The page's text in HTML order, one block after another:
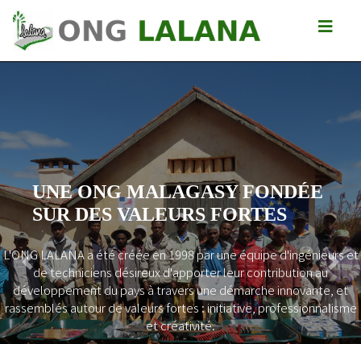
UNE ONG MALAGASY FONDÉE
SUR DES VALEURS FORTES
L'ONG LALANA a été créée en 1998 par une équipe d'ingénieurs et
de techniciens désireux d'apporter leur contribution au
développement du pays à travers une démarche innovante, et
rassemblés autour de valeurs fortes : initiative, professionnalisme
et créativité.
Previous Next